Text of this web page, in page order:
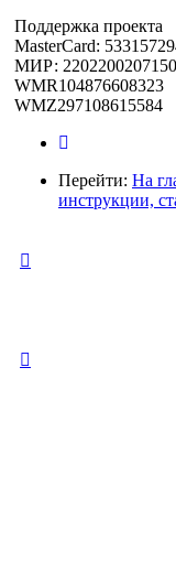
Поддержка проекта
MasterCard:
МИР:
WMR104876608323
WMZ297108615584
Перейти: На
инструкции,